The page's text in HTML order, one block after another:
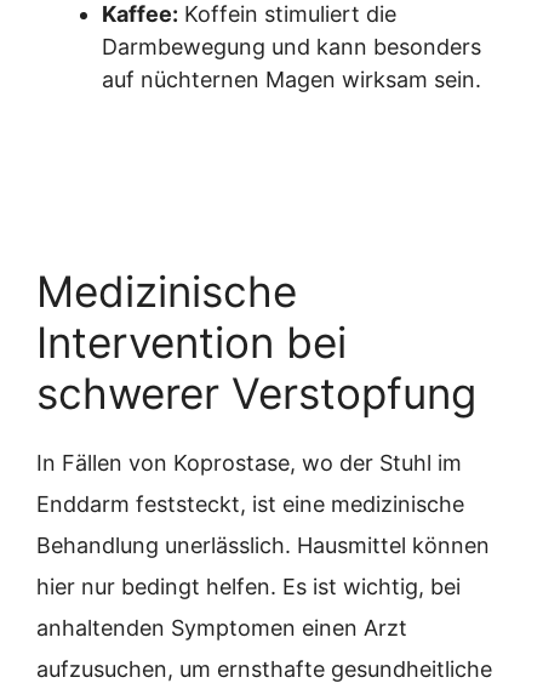
Kaffee: Koffein stimuliert die
Darmbewegung und kann besonders
auf nüchternen Magen wirksam sein.
Medizinische
Intervention bei
schwerer Verstopfung
In Fällen von Koprostase, wo der Stuhl im
Enddarm feststeckt, ist eine medizinische
Behandlung unerlässlich. Hausmittel können
hier nur bedingt helfen. Es ist wichtig, bei
anhaltenden Symptomen einen Arzt
aufzusuchen, um ernsthafte gesundheitliche